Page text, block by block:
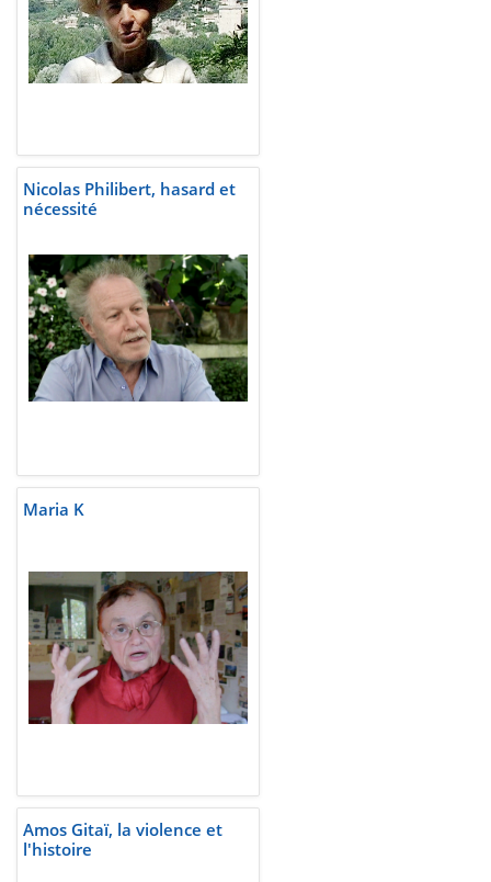
Nicolas Philibert, hasard et
nécessité
Maria K
Amos Gitaï, la violence et
l'histoire